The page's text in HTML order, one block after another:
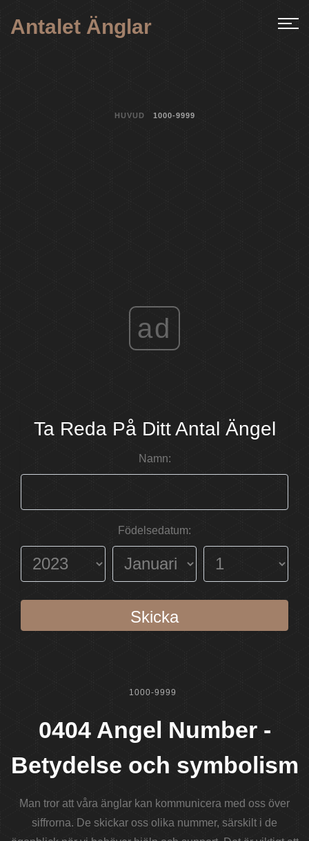
Antalet Änglar
HUVUD 1000-9999
ad
Ta Reda På Ditt Antal Ängel
Namn:
Födelsedatum:
Skicka
1000-9999
0404 Angel Number -
Betydelse och symbolism
Man tror att våra änglar kan kommunicera med oss ​​över
siffrorna. De skickar oss olika nummer, särskilt i de